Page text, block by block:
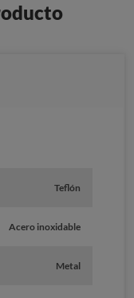
Teflón
Acero inoxidable
Metal